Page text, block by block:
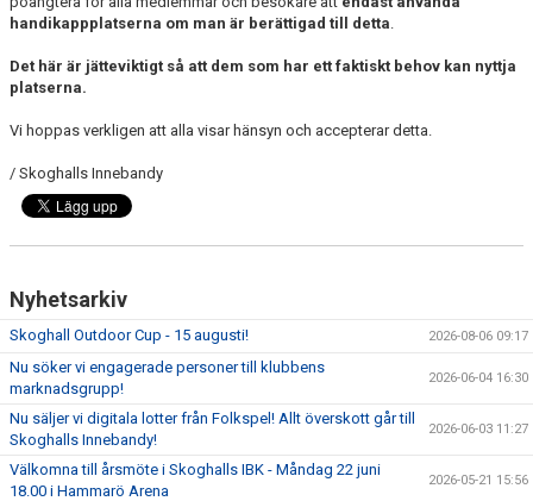
SOUVENIRER
KONTAKTA OSS
KONTAKTUPPGIFTER VÅRA LAG
handikappplatserna om man är berättigad till detta.
Det här är jätteviktigt så att dem som har ett faktiskt behov kan nyttja
platserna.
Vi hoppas verkligen att alla visar hänsyn och accepterar detta.
/ Skoghalls Innebandy
Nyhetsarkiv
Skoghall Outdoor Cup - 15 augusti! 2026-08-06 09:17
Nu söker vi engagerade personer till klubbens
marknadsgrupp!
2026-06-04 16:30
Nu säljer vi digitala lotter från Folkspel! Allt överskott går till
Skoghalls Innebandy!
2026-06-03 11:27
Välkomna till årsmöte i Skoghalls IBK - Måndag 22 juni
18.00 i Hammarö Arena
2026-05-21 15:56